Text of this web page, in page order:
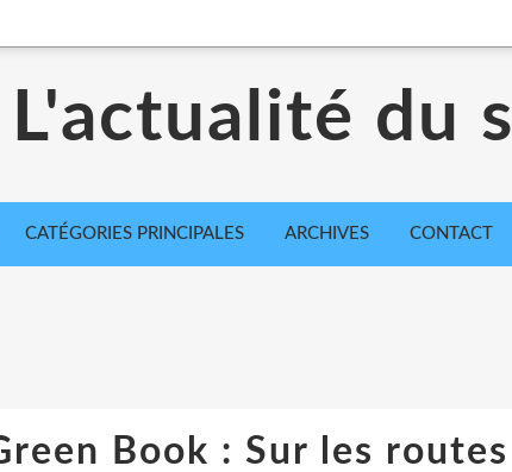
L'actualité du
CATÉGORIES PRINCIPALES ARCHIVES CONTACT
Book : Sur les routes